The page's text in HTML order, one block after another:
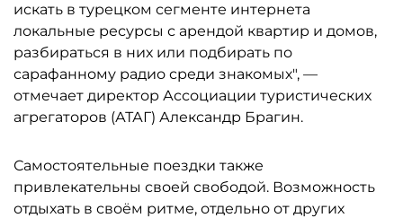
искать в турецком сегменте интернета
локальные ресурсы с арендой квартир и домов,
разбираться в них или подбирать по
сарафанному радио среди знакомых", —
отмечает директор Ассоциации туристических
агрегаторов (АТАГ) Александр Брагин.
Самостоятельные поездки также
привлекательны своей свободой. Возможность
отдыхать в своём ритме, отдельно от других